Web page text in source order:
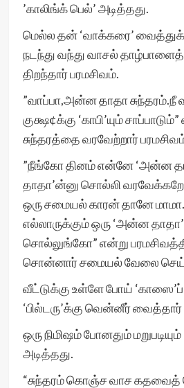
’காலிங்க் பெல்’ அடித்தது.
மெல்ல தன் ‘வாக்கரை’
நடந்து வந்து வாசல்
திறந்தார் பரமசிவம்.
”வாப்பா,அன்ன தாதா
குக்ஷ¢க்கு ‘காபி’யும்
சுந்தரத்தை வரவேற்றார்
”நீங்கோ தினம் என்னே ‘அன்ன
தாதா’ன்னு சொல்லி
ஒரு சமையல் காரன் தானே
எல்லாருக்கும் ஒரு ‘அன்ன
சொல்லுங்கோ” என்று
சொன்னார் சமையல் வேலை
வீட்டுக்கு உள்ளே போய்
‘பில்டரு’க்கு வென்னீர் வைத்தார்
ஒரு நிமிஷம் போனதும்
அடித்தது.
“சுந்தரம் கொஞ்ச வாச